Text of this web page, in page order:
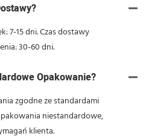
7-15 dni. Czas dostawy
30-60 dni.
Opakowanie?
zgodne ze standardami
niestandardowe,
klienta.